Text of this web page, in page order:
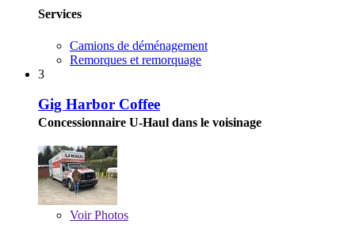
Services
Camions de déménagement
Remorques et remorquage
3
Gig Harbor Coffee
Concessionnaire U-Haul dans le voisinage
VoirPhotos